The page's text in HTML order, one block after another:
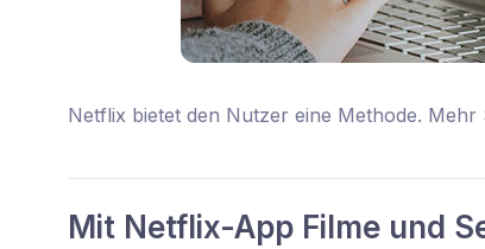
Netflix bietet den Nutzer eine Methode.
Mit Netflix-App Filme und